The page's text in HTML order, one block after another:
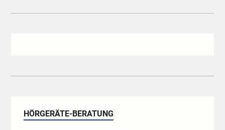
HÖRGERÄTE-BERATUNG